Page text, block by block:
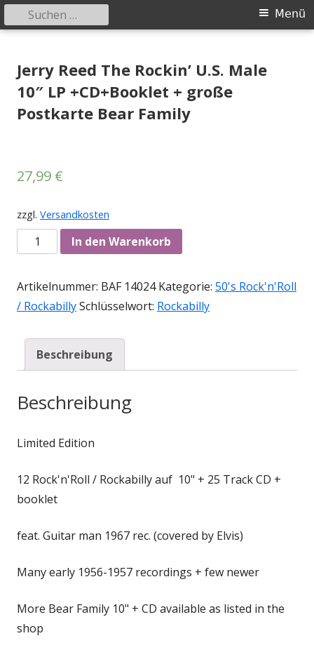
zum
Inhalt
Primäres
Menü
Suchen
nach:
Jerry Reed The Rockin’ U.S. Male
10″ LP +CD+Booklet + große
Postkarte Bear Family
27,99 €
zzgl. Versandkosten
Anzahl In den Warenkorb
Artikelnummer: BAF 14024 Kategorie: 50's Rock'n'Roll
/ RockabillySchlüsselwort: Rockabilly
Beschreibung
Beschreibung
Limited Edition
12 Rock'n'Roll / Rockabilly auf 10" + 25 Track CD +
booklet
feat. Guitar man 1967 rec. (covered by Elvis)
Many early 1956-1957 recordings + few newer
More Bear Family 10" + CD available as listed in the
shop